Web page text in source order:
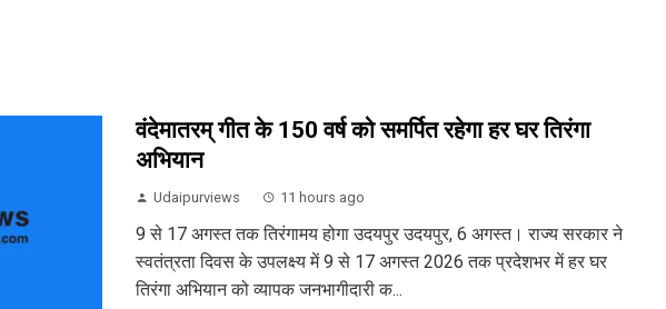
वंदेमातरम् गीत के 150 वर्ष को समर्पित रहेगा हर घर तिरंगा
अभियान
Udaipurviews 11 hours ago
9 से 17 अगस्त तक तिरंगामय होगा उदयपुर उदयपुर, 6 अगस्त। राज्य सरकार ने
स्वतंत्रता दिवस के उपलक्ष्य में 9 से 17 अगस्त 2026 तक प्रदेशभर में हर घर
तिरंगा अभियान को व्यापक जनभागीदारी क...